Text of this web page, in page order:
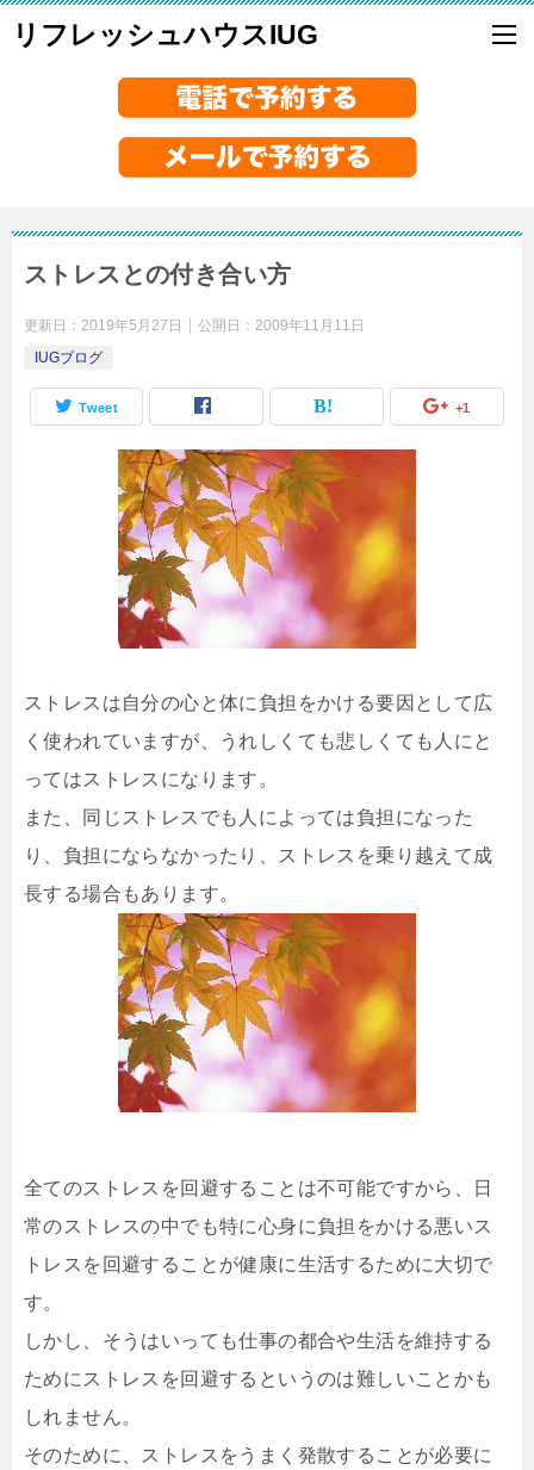
リフレッシュハウスIUG
ストレスとの付き合い方
更新日： 2019年5月27日 公開日： 2009年11月11日
IUGブログ
Tweet +1
ストレスは自分の心と体に負担をかける要因として広
く使われていますが、うれしくても悲しくても人にと
ってはストレスになります。
また、同じストレスでも人によっては負担になった
り、負担にならなかったり、ストレスを乗り越えて成
長する場合もあります。
全てのストレスを回避することは不可能ですから、日
常のストレスの中でも特に心身に負担をかける悪いス
トレスを回避することが健康に生活するために大切で
す。
しかし、そうはいっても仕事の都合や生活を維持する
ためにストレスを回避するというのは難しいことかも
しれません。
そのために、ストレスをうまく発散することが必要に